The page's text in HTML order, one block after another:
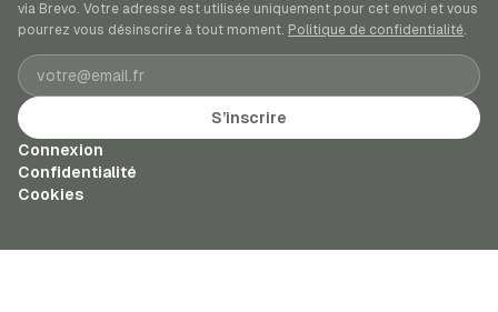
via Brevo. Votre adresse est utilisée uniquement pour cet envoi et vous
pourrez vous désinscrire à tout moment. Politique de confidentialité.
Adresse e-mail
S’inscrire
Connexion
Confidentialité
Cookies